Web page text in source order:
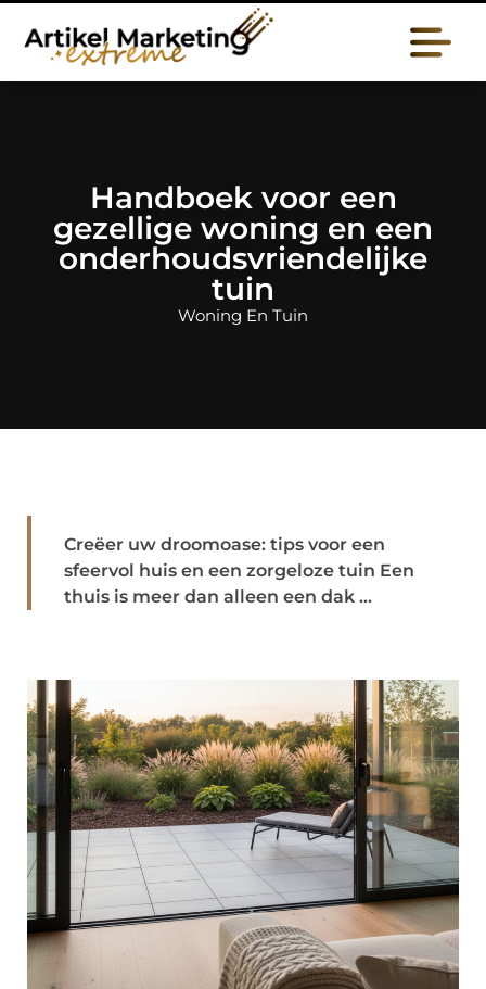
Handboek voor een
gezellige woning en een
onderhoudsvriendelijke
tuin
Woning En Tuin
Creëer uw droomoase: tips voor een
sfeervol huis en een zorgeloze tuin Een
thuis is meer dan alleen een dak ...